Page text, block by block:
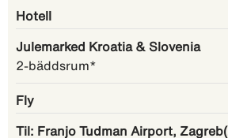
Hotell
Julemarked Kroatia & Slovenia
2-bäddsrum*
Fly
Til: Franjo Tudman Airport,